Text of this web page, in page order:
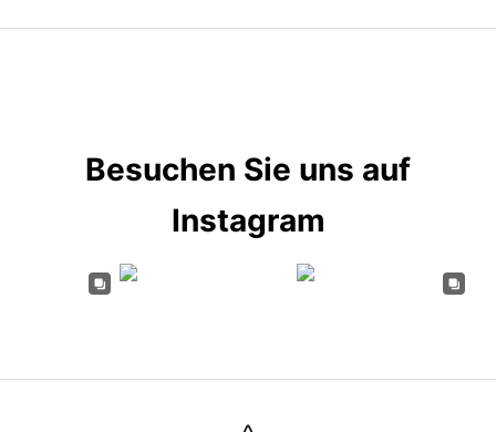
Besuchen Sie uns auf
Instagram